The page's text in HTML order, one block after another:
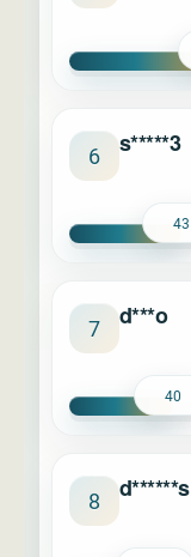
6 s*****3
43
7 d***o
40
8 d******s